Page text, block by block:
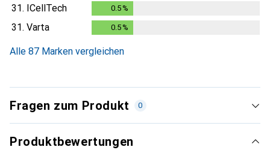
31. ICellTech 0.5 %
31. Varta 0.5 %
Alle 87 Marken vergleichen
Fragen zum Produkt 0
Produktbewertungen